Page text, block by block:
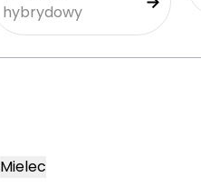
hybrydowy
Mielec